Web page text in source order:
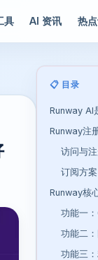
具 AI 资讯 热
📋 目录
Runway AI
Runway注
访问与
订阅方案
Runway核
功能一
功能二
功能三